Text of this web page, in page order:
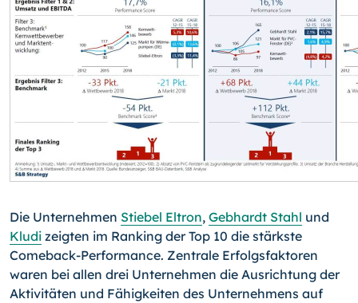
Die Unternehmen Stiebel Eltron, Gebhardt Stahl und
Kludi zeigten im Ranking der Top 10 die stärkste
Comeback-Performance. Zentrale Erfolgsfaktoren
waren bei allen drei Unternehmen die Ausrichtung der
Aktivitäten und Fähigkeiten des Unternehmens auf